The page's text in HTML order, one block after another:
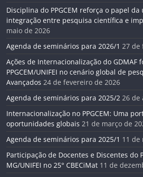
Disciplina do PPGCEM reforça o papel
integração entre pesquisa científica e
maio de 2026
Agenda de seminários para 2026/1 27 de
Ações de Internacionalização do GDMAF
PPGCEM/UNIFEI no cenário global de
Avançados 24 de fevereiro de 2026
Agenda de seminários para 2025/2 26 de
Internacionalização no PPGCEM: Uma
oportunidades globais 21 de março de
Agenda de seminários para 2025/1 11 de
Participação de Docentes e Discentes do
MG/UNIFEI no 25° CBECiMat 11 de